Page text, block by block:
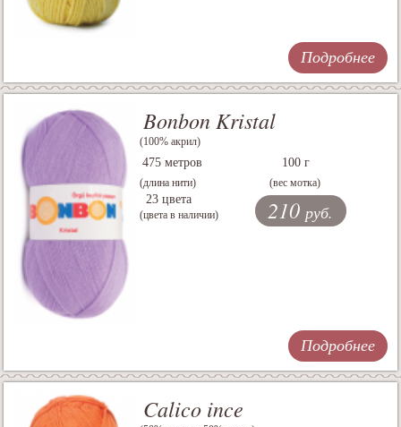
Подробнее
Bonbon Kristal
(100% акрил)
475 метров
(длина нити)
100 г
(вес мотка)
23 цвета
(цвета в наличии) 210 руб.
Подробнее
Calico ince